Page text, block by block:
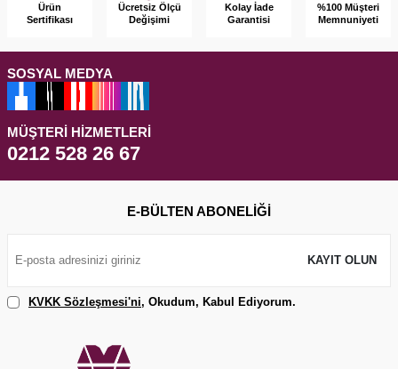
Ürün
Sertifikası
Ücretsiz Ölçü
Değişimi
Kolay İade
Garantisi
%100 Müşteri
Memnuniyeti
SOSYAL MEDYA
MÜŞTERI HIZMETLERI
0212 528 26 67
E-BÜLTEN ABONELIĞI
KAYIT OLUN
KVKK Sözleşmesi'ni, Okudum, Kabul Ediyorum.